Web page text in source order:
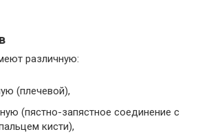
различную:
(плечевой),
(пястно-запястное соединение с
кисти),